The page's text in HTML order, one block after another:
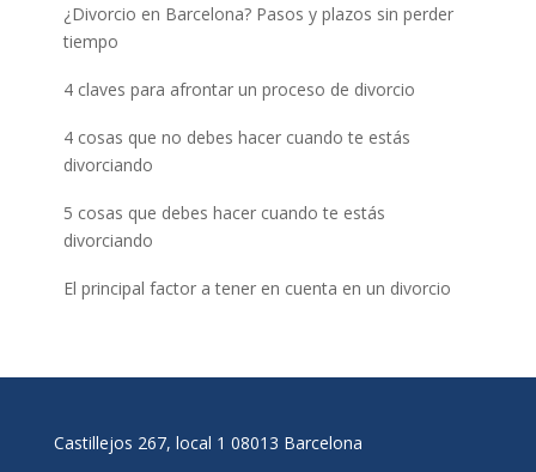
¿Divorcio en Barcelona? Pasos y plazos sin perder
tiempo
4 claves para afrontar un proceso de divorcio
4 cosas que no debes hacer cuando te estás
divorciando
5 cosas que debes hacer cuando te estás
divorciando
El principal factor a tener en cuenta en un divorcio
Castillejos 267, local 1 08013 Barcelona